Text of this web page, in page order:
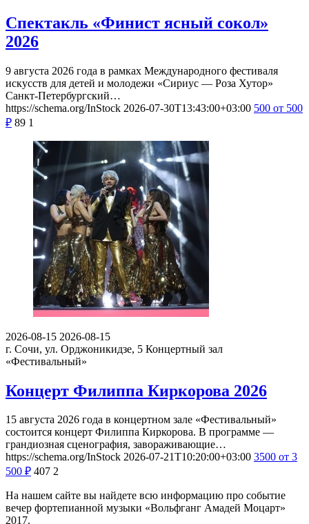
Спектакль «Финист ясный сокол»
2026
9 августа 2026 года в рамках Международного фестиваля
искусств для детей и молодежи «Сириус — Роза Хутор»
Санкт-Петербургский…
https://schema.org/InStock 2026-07-30T13:43:00+03:00 500 от 500
₽ 89 1
2026-08-15 2026-08-15
г. Сочи, ул. Орджоникидзе, 5 Концертный зал
«Фестивальный»
Концерт Филиппа Киркорова 2026
15 августа 2026 года в концертном зале «Фестивальный»
состоится концерт Филиппа Киркорова. В программе —
грандиозная сценография, завораживающие…
https://schema.org/InStock 2026-07-21T10:20:00+03:00 3500 от 3
500 ₽ 407 2
На нашем сайте вы найдете всю информацию про событие
вечер фортепианной музыки «Вольфганг Амадей Моцарт»
2017.